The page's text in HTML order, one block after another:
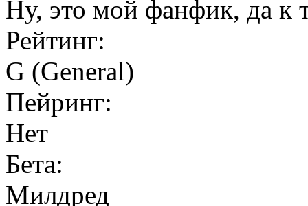
Ну, это мой фанфик, да к
Рейтинг:
G (General)
Пейринг:
Нет
Бета:
Милдред